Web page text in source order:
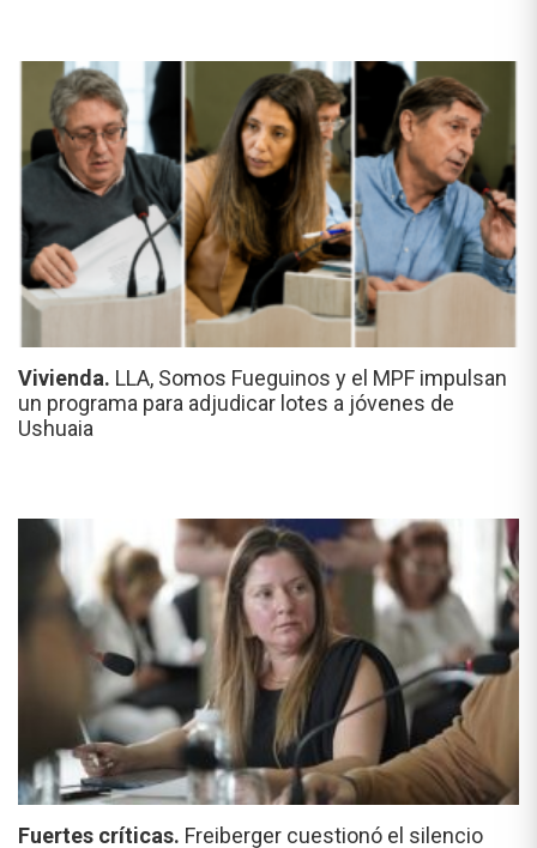
Vivienda. LLA, Somos Fueguinos y el MPF impulsan
un programa para adjudicar lotes a jóvenes de
Ushuaia
Fuertes críticas. Freiberger cuestionó el silencio